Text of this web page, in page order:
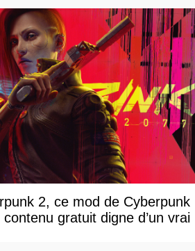
2, ce mod de Cyberpunk
gratuit digne d’un vrai